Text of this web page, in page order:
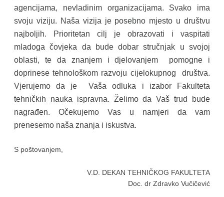
agencijama, nevladinim organizacijama. Svako ima
svoju viziju. Naša vizija je posebno mjesto u društvu
najboljih. Prioritetan cilj je obrazovati i vaspitati
mladoga čovjeka da bude dobar stručnjak u svojoj
oblasti, te da znanjem i djelovanjem pomogne i
doprinese tehnološkom razvoju cijelokupnog društva.
Vjerujemo da je Vaša odluka i izabor Fakulteta
tehničkih nauka ispravna. Želimo da Vaš trud bude
nagrađen. Očekujemo Vas u namjeri da vam
prenesemo naša znanja i iskustva.
S poštovanjem,
V.D. DEKAN TEHNIČKOG FAKULTETA
Doc. dr Zdravko Vučičević